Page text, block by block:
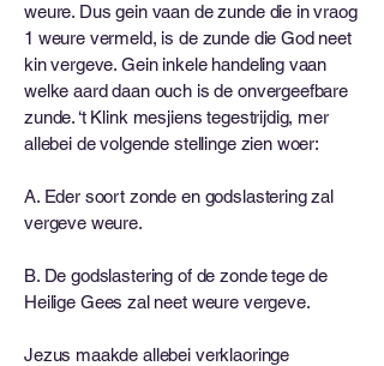
weure. Dus gein vaan de zunde die in vraog
1 weure vermeld, is de zunde die God neet
kin vergeve. Gein inkele handeling vaan
welke aard daan ouch is de onvergeefbare
zunde. ‘t Klink mesjiens tegestrijdig, mer
allebei de volgende stellinge zien woer:
A. Eder soort zonde en godslastering zal
vergeve weure.
B. De godslastering of de zonde tege de
Heilige Gees zal neet weure vergeve.
Jezus maakde allebei verklaoringe